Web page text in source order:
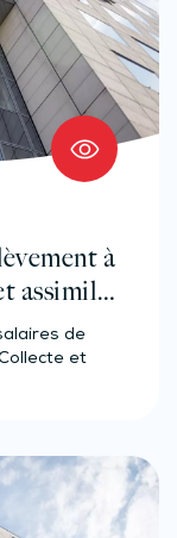
à
assimilés
de
et